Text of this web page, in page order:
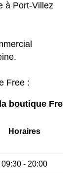
à Port-Villez
Free :
boutique Free :
Horaires
09:30 - 20:00